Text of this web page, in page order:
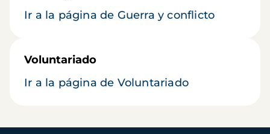
Ir a la página de Guerra y conflicto
Voluntariado
Ir a la página de Voluntariado